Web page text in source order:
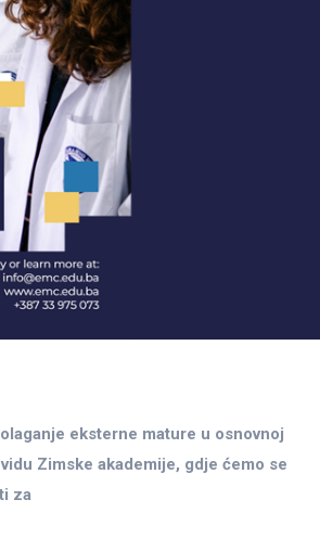
eksterne mature u osnovnoj
Zimske akademije, gdje ćemo se
za